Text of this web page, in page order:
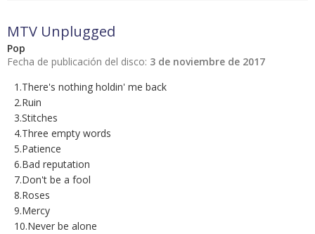
MTV Unplugged
Pop
Fecha de publicación del disco: 3 de noviembre de 2017
1.There's nothing holdin' me back
2.Ruin
3.Stitches
4.Three empty words
5.Patience
6.Bad reputation
7.Don't be a fool
8.Roses
9.Mercy
10.Never be alone